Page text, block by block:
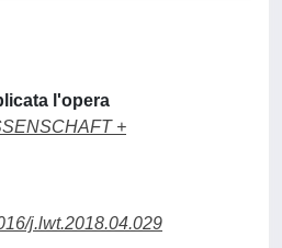
l'opera
+
j.lwt.2018.04.029